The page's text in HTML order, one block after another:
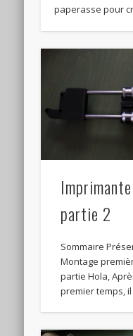
paperasse pour
partie 2
Sommaire
Montage
partie Hola,
premier temps,